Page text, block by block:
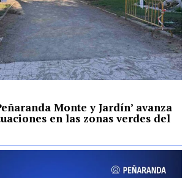
Monte y Jardín’ avanza
en las zonas verdes del